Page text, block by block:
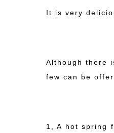
It is very
Although there
few can be
1, A hot spring